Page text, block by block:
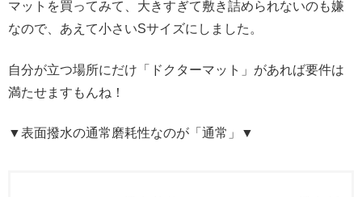
マットを買ってみて、大きすぎて敷き詰められないのも嫌
なので、あえて小さいSサイズにしました。
自分が立つ場所にだけ「ドクターマット」があれば要件は
満たせますもんね！
▼表面撥水の通常磨耗性なのが「通常」▼